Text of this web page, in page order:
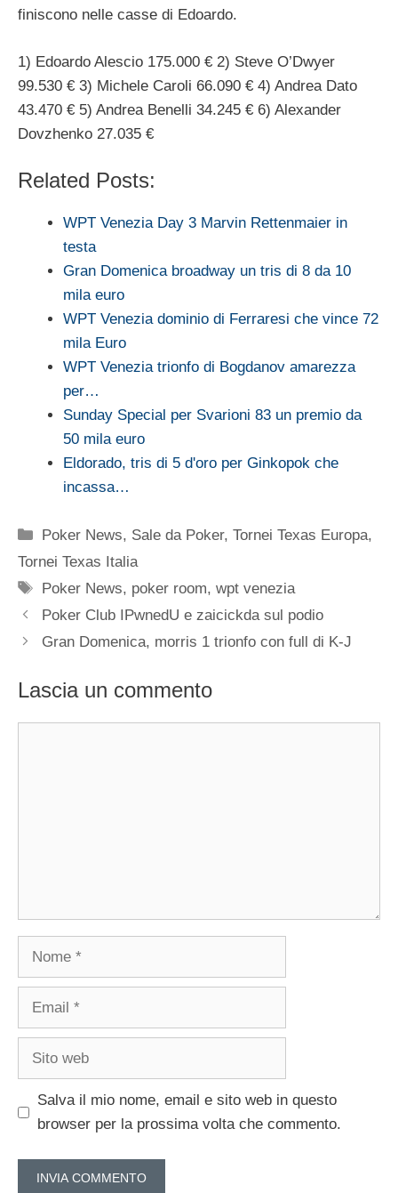
finiscono nelle casse di Edoardo.
1) Edoardo Alescio 175.000 € 2) Steve O’Dwyer
99.530 € 3) Michele Caroli 66.090 € 4) Andrea Dato
43.470 € 5) Andrea Benelli 34.245 € 6) Alexander
Dovzhenko 27.035 €
Related Posts:
WPT Venezia Day 3 Marvin Rettenmaier in
testa
Gran Domenica broadway un tris di 8 da 10
mila euro
WPT Venezia dominio di Ferraresi che vince 72
mila Euro
WPT Venezia trionfo di Bogdanov amarezza
per…
Sunday Special per Svarioni 83 un premio da
50 mila euro
Eldorado, tris di 5 d'oro per Ginkopok che
incassa…
Categorie
Poker News, Sale da Poker,Tornei Texas Europa,
Tornei Texas Italia
Tag
Poker News, poker room,wpt venezia
Poker Club IPwnedU e zaicickda sul podio
Gran Domenica, morris 1 trionfo con full di K-J
Lascia un commento
Nome
Email
Sito
Salva il mio nome, email e sito web in questo
browser per la prossima volta che commento.